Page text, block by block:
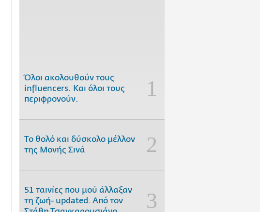
Όλοι ακολουθούν τους
influencers. Και όλοι τους
περιφρονούν.
Το θολό και δύσκολο μέλλον
της Μονής Σινά
51 ταινίες που μού άλλαξαν
τη ζωή- updated. Aπό τον